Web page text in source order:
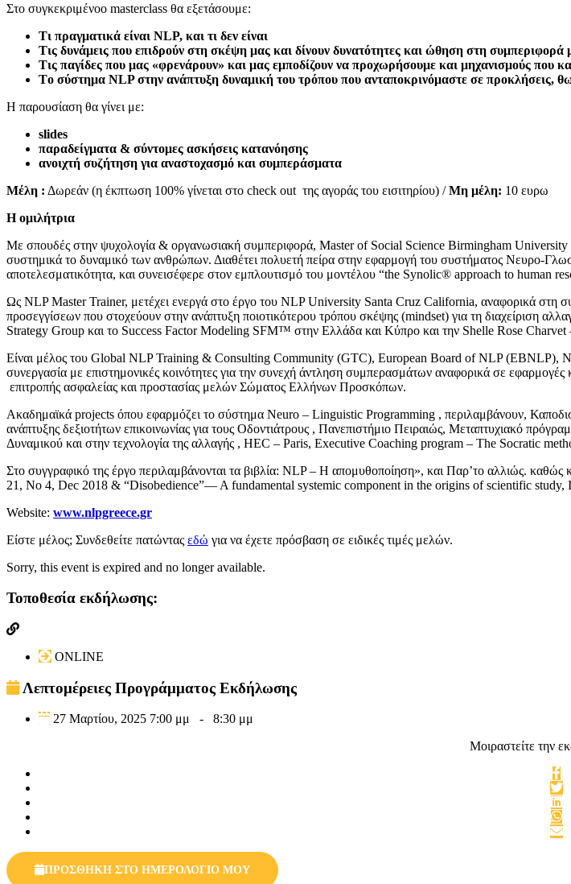
Στο συγκεκριμένοo masterclass θα εξετάσουμε:
Τι πραγματικά είναι NLP, και τι δεν είναι
Τις δυνάμεις που επιδρούν στη σκέψη μας και δίνουν δυνατότητες και ώθηση στη συμπεριφορά
Τις παγίδες που μας «φρενάρουν» και μας εμποδίζουν να προχωρήσουμε και μηχανισμούς που
Τo σύστημα NLP στην ανάπτυξη δυναμική του τρόπου που ανταποκρινόμαστε σε προκλήσεις,
Η παρουσίαση θα γίνει με:
slides
παραδείγματα & σύντομες ασκήσεις κατανόησης
ανοιχτή συζήτηση για αναστοχασμό και συμπεράσματα
Μέλη : Δωρεάν (η έκπτωση 100% γίνεται στο check out της αγοράς του εισιτηρίου) /Μη μέλη: 10 ευρω
Η ομιλήτρια
Με σπουδές στην ψυχολογία & οργανωσιακή συμπεριφορά, Master of Social Science Birmingham
συστημικά το δυναμικό των ανθρώπων. Διαθέτει πολυετή πείρα στην εφαρμογή του συστήματος Νευρο-
αποτελεσματικότητα, και συνεισέφερε στον εμπλουτισμό του μοντέλου “the Synolic® approach to human
Ως NLP Master Trainer, μετέχει ενεργά στο έργο του NLP University Santa Cruz California, αναφορικά στη
προσεγγίσεων που στοχεύουν στην ανάπτυξη ποιοτικότερου τρόπου σκέψης (mindset) για τη διαχείριση
Strategy Group και το Success Factor Modeling SFM™ στην Ελλάδα και Κύπρο και την Shelle Rose
Είναι μέλος του Global NLP Training & Consulting Community (GTC), European Board of NLP (EBNLP),
συνεργασία με επιστημονικές κοινότητες για την συνεχή άντληση συμπερασμάτων αναφορικά σε
επιτροπής ασφαλείας και προστασίας μελών Σώματος Ελλήνων Προσκόπων.
Ακαδημαϊκά projects όπου εφαρμόζει το σύστημα Neuro – Linguistic Programming , περιλαμβάνουν,
ανάπτυξης δεξιοτήτων επικοινωνίας για τους Οδοντιάτρους , Πανεπιστήμιο Πειραιώς, Μεταπτυχιακό
Δυναμικού και στην τεχνολογία της αλλαγής , HEC – Paris, Executive Coaching program – The Socratic
Στο συγγραφικό της έργο περιλαμβάνονται τα βιβλία: NLP – Η απομυθοποίηση», και Παρ’το αλλιώς.
21, No 4, Dec 2018 & “Disobedience”— A fundamental systemic component in the origins of scientific
Website: www.nlpgreece.gr
Είστε μέλος; Συνδεθείτε πατώντας εδώ για να έχετε πρόσβαση σε ειδικές τιμές μελών.
Sorry, this event is expired and no longer available.
Τοποθεσία εκδήλωσης:
ONLINE
Λεπτομέρειες Προγράμματος Εκδήλωσης
27 Μαρτίου, 2025 7:00 μμ -
8:30 μμ
Μοιραστείτε την
ΠΡΟΣΘΗΚΗ ΣΤΟ ΗΜΕΡΟΛΟΓΙΟ ΜΟΥ